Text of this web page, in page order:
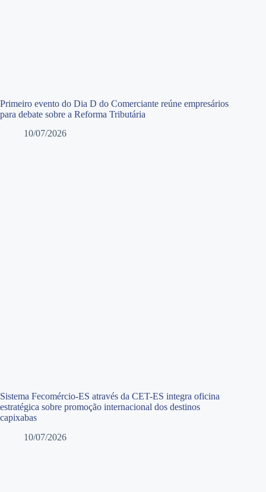
Primeiro evento do Dia D do Comerciante reúne empresários
para debate sobre a Reforma Tributária
10/07/2026
Sistema Fecomércio-ES através da CET-ES integra oficina
estratégica sobre promoção internacional dos destinos
capixabas
10/07/2026